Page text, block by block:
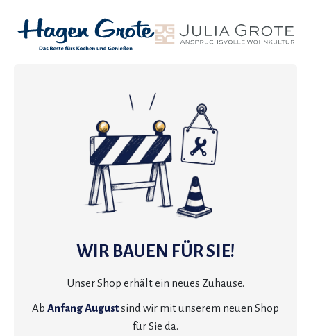
WIR BAUEN FÜR SIE!
Unser Shop erhält ein neues Zuhause.
Ab Anfang Augustsind wir mit unserem neuen Shop
für Sie da.